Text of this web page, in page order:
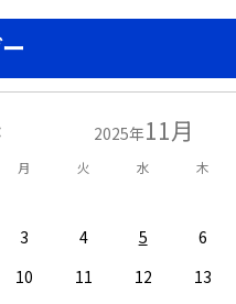
2025年11月
月 火 水 木
3 4 5 6
10 11 12 13